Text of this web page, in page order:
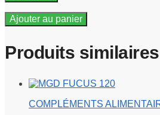
Ajouter au panier
Produits similaires
COMPLÉMENTS